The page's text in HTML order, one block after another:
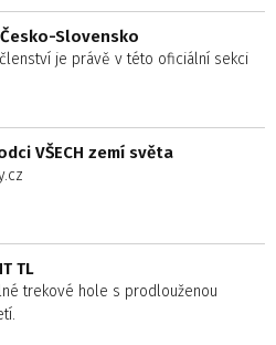
Slovensko
je právě v této oficiální sekci
VŠECH zemí světa
TL
trekové hole s prodlouženou